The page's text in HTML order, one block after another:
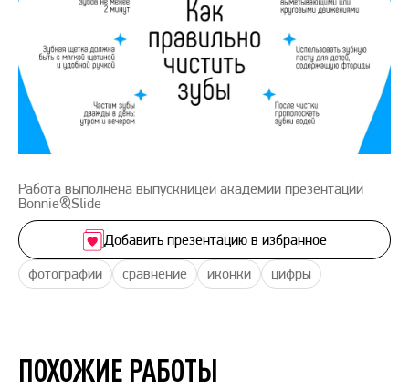
Работа выполнена выпускницей академии презентаций
Bonnie&Slide
фотографии сравнение иконки цифры
Добавить презентацию в избранное
ПОХОЖИЕ РАБОТЫ